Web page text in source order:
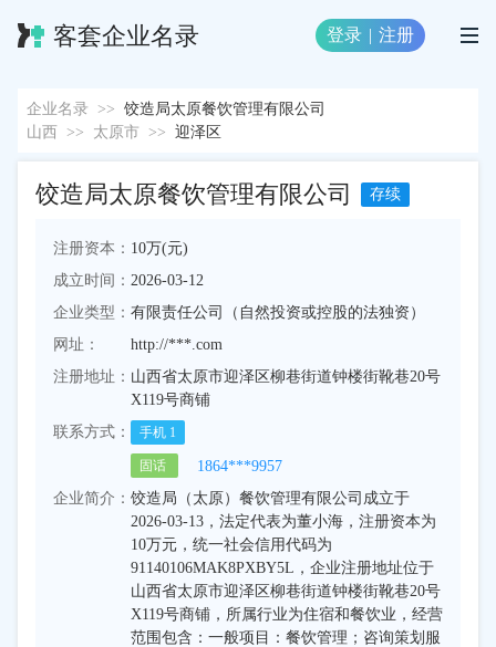
客套企业名录 登录 | 注册
企业名录 >> 饺造局太原餐饮管理有限公司
山西
>> 太原市 >> 迎泽区
饺造局太原餐饮管理有限公司 存续
注册资本： 10万(元)
成立时间： 2026-03-12
企业类型： 有限责任公司（自然投资或控股的法独资）
网址：
http://***.com
注册地址： 山西省太原市迎泽区柳巷街道钟楼街靴巷20号
X119号商铺
联系方式：
手机 1
固话
1864***9957
企业简介： 饺造局（太原）餐饮管理有限公司成立于
2026-03-13，法定代表为董小海，注册资本为
10万元，统一社会信用代码为
91140106MAK8PXBY5L，企业注册地址位于
山西省太原市迎泽区柳巷街道钟楼街靴巷20号
X119号商铺，所属行业为住宿和餐饮业，经营
范围包含：一般项目：餐饮管理；咨询策划服